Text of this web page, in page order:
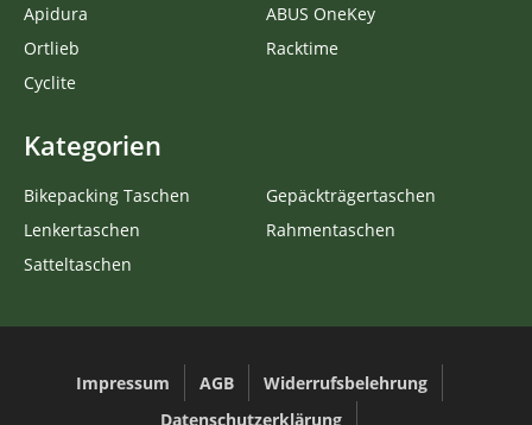
Apidura
Ortlieb
Cyclite
ABUS OneKey
Racktime
Kategorien
Bikepacking Taschen
Lenkertaschen
Satteltaschen
Gepäckträgertaschen
Rahmentaschen
Impressum AGB
Widerrufsbelehrung
Datenschutzerklärung